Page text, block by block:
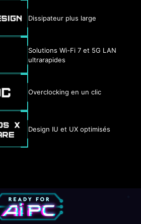
Dissipateur plus large
Solutions Wi-Fi 7 et 5G LAN
ultrarapides
Overclocking en un clic
Design IU et UX optimisés